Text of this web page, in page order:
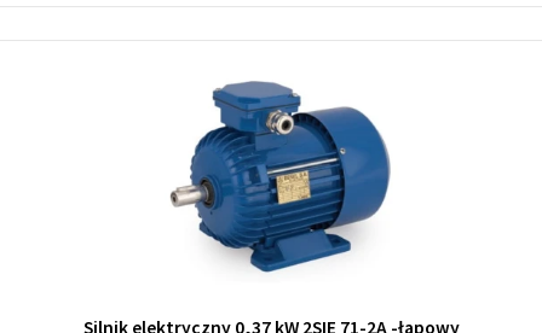
Silnik elektryczny 0,37 kW 2SIE 71-2A -łapowy